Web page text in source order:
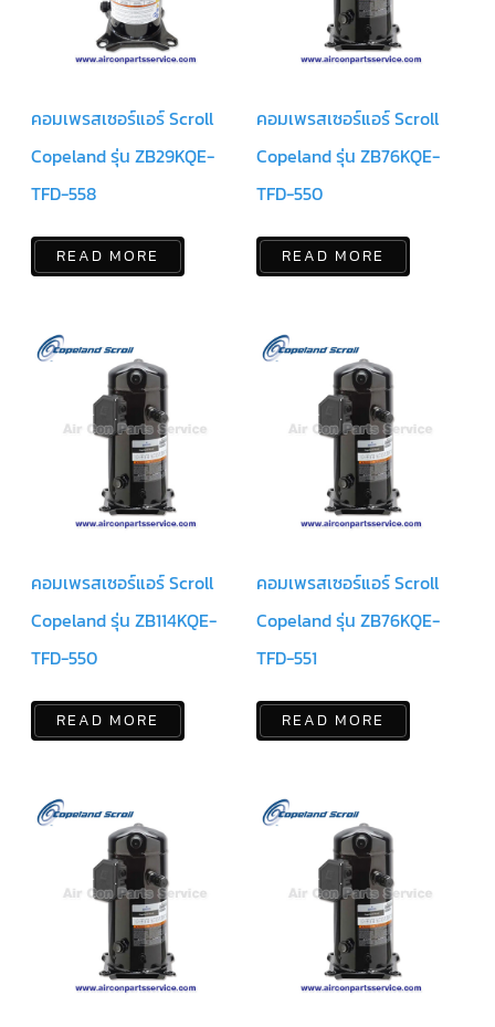
แค
ป
สตาร์ท/
ปา
ซิ
เตอร์
ปา
ซิ
เตอร์
มอเตอร์
เม
อร์
แอร์
อุปกรณ์
นวาล์ว
เพ
รส
แค
ปทิ้วบ์
ทองแดง
เครื่อง
ช่าง
แอร์
อะไหล่
DAIKIN
คอมเพรสเซอร์แอร์ Scroll
Copeland รุ่น ZB29KQE-
TFD-558
READ MORE
คอมเพรสเซอร์แอร์ Scroll
Copeland รุ่น ZB76KQE-
TFD-550
READ MORE
คอมเพรสเซอร์แอร์ Scroll
Copeland รุ่น ZB114KQE-
TFD-550
READ MORE
คอมเพรสเซอร์แอร์ Scroll
Copeland รุ่น ZB76KQE-
TFD-551
READ MORE